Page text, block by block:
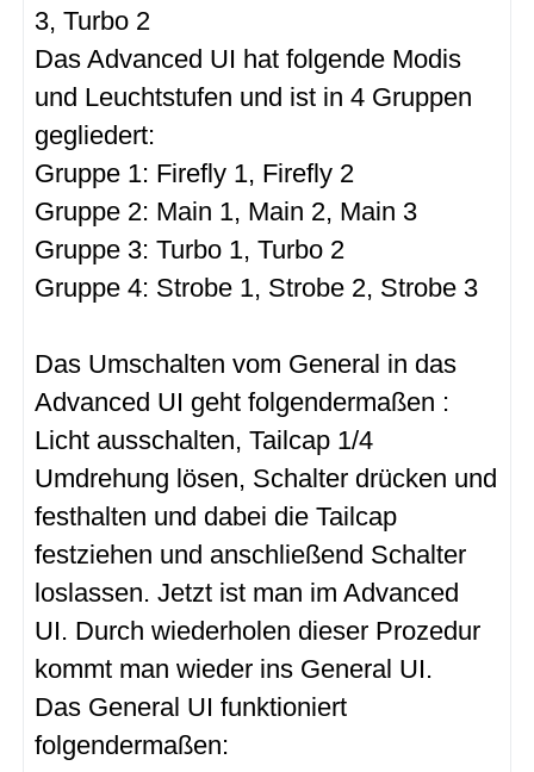
3, Turbo 2
Das Advanced UI hat folgende Modis
und Leuchtstufen und ist in 4 Gruppen
gegliedert:
Gruppe 1: Firefly 1, Firefly 2
Gruppe 2: Main 1, Main 2, Main 3
Gruppe 3: Turbo 1, Turbo 2
Gruppe 4: Strobe 1, Strobe 2, Strobe 3
Das Umschalten vom General in das
Advanced UI geht folgendermaßen :
Licht ausschalten, Tailcap 1/4
Umdrehung lösen, Schalter drücken und
festhalten und dabei die Tailcap
festziehen und anschließend Schalter
loslassen. Jetzt ist man im Advanced
UI. Durch wiederholen dieser Prozedur
kommt man wieder ins General UI.
Das General UI funktioniert
folgendermaßen: